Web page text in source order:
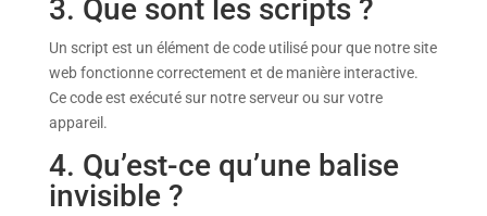
3. Que sont les scripts ?
Un script est un élément de code utilisé pour que notre site
web fonctionne correctement et de manière interactive.
Ce code est exécuté sur notre serveur ou sur votre
appareil.
4. Qu’est-ce qu’une balise
invisible ?